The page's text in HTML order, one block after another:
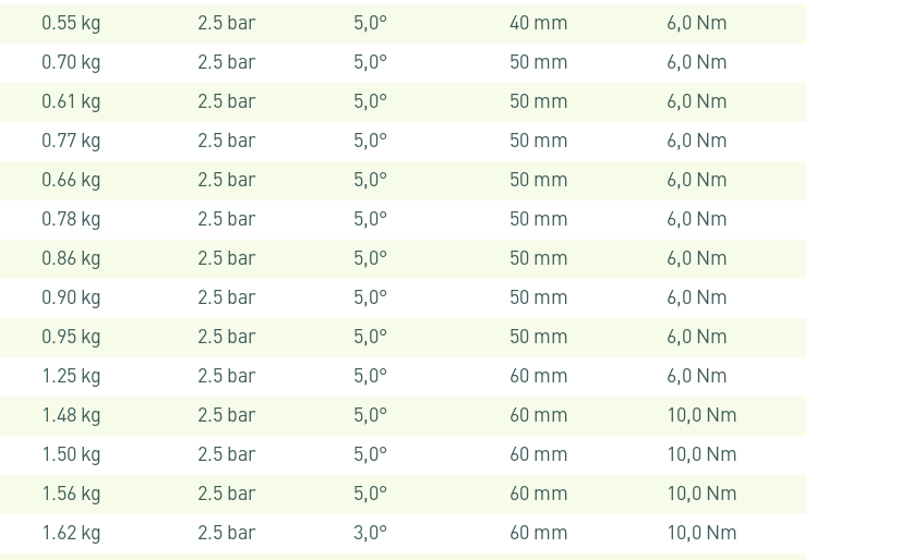
0.55 kg 2.5 bar 5,0° 40 mm
6,0 Nm
0.70 kg 2.5 bar 5,0° 50 mm
6,0 Nm
0.61 kg 2.5 bar 5,0° 50 mm
6,0 Nm
0.77 kg 2.5 bar 5,0° 50 mm
6,0 Nm
0.66 kg 2.5 bar 5,0° 50 mm
6,0 Nm
0.78 kg 2.5 bar 5,0° 50 mm
6,0 Nm
0.86 kg 2.5 bar 5,0° 50 mm
6,0 Nm
0.90 kg 2.5 bar 5,0° 50 mm
6,0 Nm
0.95 kg 2.5 bar 5,0° 50 mm
6,0 Nm
1.25 kg 2.5 bar 5,0° 60 mm
6,0 Nm
1.48 kg 2.5 bar 5,0° 60 mm
10,0 Nm
1.50 kg 2.5 bar 5,0° 60 mm
10,0 Nm
1.56 kg 2.5 bar 5,0° 60 mm
10,0 Nm
1.62 kg 2.5 bar 3,0° 60 mm
10,0 Nm